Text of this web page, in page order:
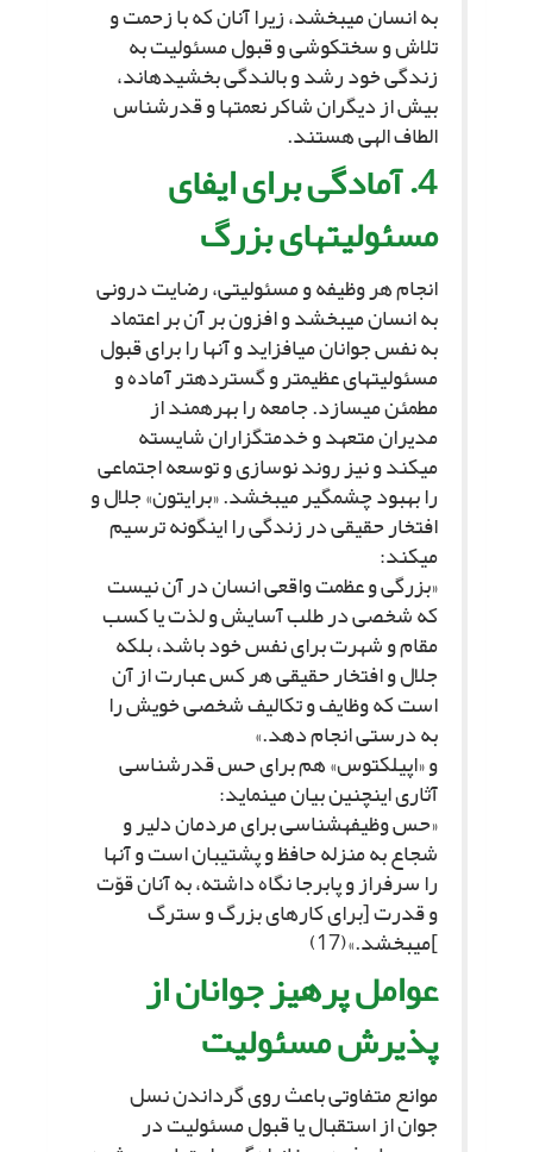
به انسان مى‏بخشد، زیرا آنان که با زحمت و
تلاش و سختکوشى و قبول مسئولیت به
زندگى خود رشد و بالندگى بخشیده‏اند،
بیش از دیگران شاکر نعمت‏ها و قدرشناس
الطاف الهى هستند.
4. آمادگى براى ایفاى
مسئولیت‏هاى بزرگ‏
انجام هر وظیفه و مسئولیتى، رضایت درونى
به انسان مى‏بخشد و افزون بر آن بر اعتماد
به نفس جوانان مى‏افزاید و آنها را براى قبول
مسئولیت‏هاى عظیم‏تر و گسترده‏تر آماده و
مطمئن مى‏سازد. جامعه را بهره‏مند از
مدیران متعهد و خدمتگزاران شایسته
مى‏کند و نیز روند نوسازى و توسعه اجتماعى
را بهبود چشمگیر مى‏بخشد. «برایتون» جلال و
افتخار حقیقى در زندگى را این‏گونه ترسیم
مى‏کند:
«بزرگى و عظمت واقعى انسان در آن نیست
که شخصى در طلب آسایش و لذت یا کسب
مقام و شهرت براى نفس خود باشد، بلکه
جلال و افتخار حقیقى هر کس عبارت از آن
است که وظایف و تکالیف شخصى خویش را
به درستى انجام دهد.»
و «اپیلکتوس» هم براى حس قدرشناسى
آثارى اینچنین بیان مى‏نماید:
«حس وظیفه‏شناسى براى مردمان دلیر و
شجاع به منزله حافظ و پشتیبان است و آنها
را سرفراز و پابرجا نگاه داشته، به آنان قوّت
و قدرت [براى کارهاى بزرگ و سترگ
]مى‏بخشد.»(17)
عوامل پرهیز جوانان از
پذیرش مسئولیت‏
موانع متفاوتى باعث روى گرداندن نسل
جوان از استقبال یا قبول مسئولیت در